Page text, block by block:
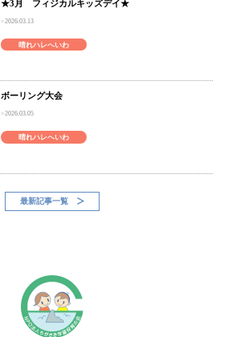
★3月 フィジカルキッズデイ★
2026.03.13
晴れハレへいわ
ボーリング大会
2026.03.05
晴れハレへいわ
最新記事一覧